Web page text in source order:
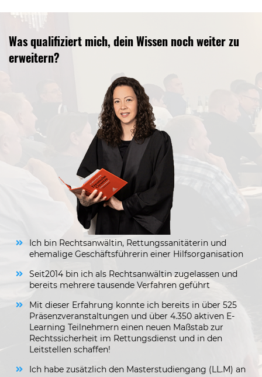
Was qualifiziert mich, dein Wissen noch weiter zu
erweitern?
Ich bin Rechtsanwältin, Rettungssanitäterin und
ehemalige Geschäftsführerin einer Hilfsorganisation
Seit2014 bin ich als Rechtsanwältin zugelassen und
bereits mehrere tausende Verfahren geführt
Mit dieser Erfahrung konnte ich bereits in über 525
Präsenzveranstaltungen und über 4.350 aktiven E-
Learning Teilnehmern einen neuen Maßstab zur
Rechtssicherheit im Rettungsdienst und in den
Leitstellen schaffen!
Ich habe zusätzlich den Masterstudiengang (LL.M) an